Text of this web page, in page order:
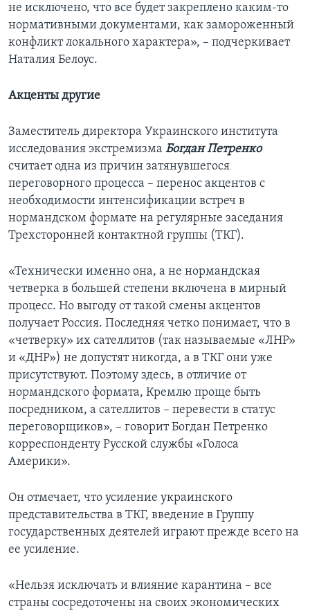
не исключено, что все будет закреплено каким-то
нормативными документами, как замороженный
конфликт локального характера», – подчеркивает
Наталия Белоус.
Акценты другие
Заместитель директора Украинского института
исследования экстремизма Богдан Петренко
считает одна из причин затянувшегося
переговорного процесса – перенос акцентов с
необходимости интенсификации встреч в
нормандском формате на регулярные заседания
Трехсторонней контактной группы (ТКГ).
«Технически именно она, а не нормандская
четверка в большей степени включена в мирный
процесс. Но выгоду от такой смены акцентов
получает Россия. Последняя четко понимает, что в
«четверку» их сателлитов (так называемые «ЛНР»
и «ДНР») не допустят никогда, а в ТКГ они уже
присутствуют. Поэтому здесь, в отличие от
нормандского формата, Кремлю проще быть
посредником, а сателлитов – перевести в статус
переговорщиков», – говорит Богдан Петренко
корреспонденту Русской службы «Голоса
Америки».
Он отмечает, что усиление украинского
представительства в ТКГ, введение в Группу
государственных деятелей играют прежде всего на
ее усиление.
«Нельзя исключать и влияние карантина – все
страны сосредоточены на своих экономических